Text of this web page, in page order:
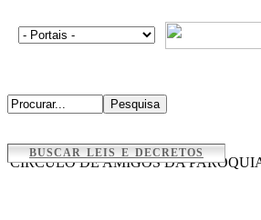
BUSCAR LEIS E DECRETOS
CÍRCULO DE AMIGOS DA